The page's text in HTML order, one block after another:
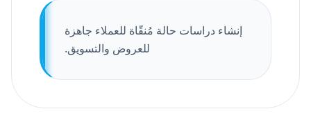
إنشاء دراسات حالة مُنقّاة للعملاء جاهزة
للعروض والتسويق.